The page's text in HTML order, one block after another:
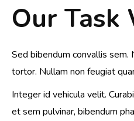
Our Task
Sed bibendum convallis sem.
tortor. Nullam non feugiat
Integer id vehicula velit.
et sem pulvinar, bibendum